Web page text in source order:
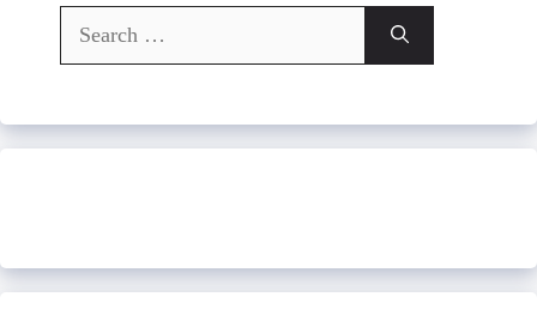
Search
for: